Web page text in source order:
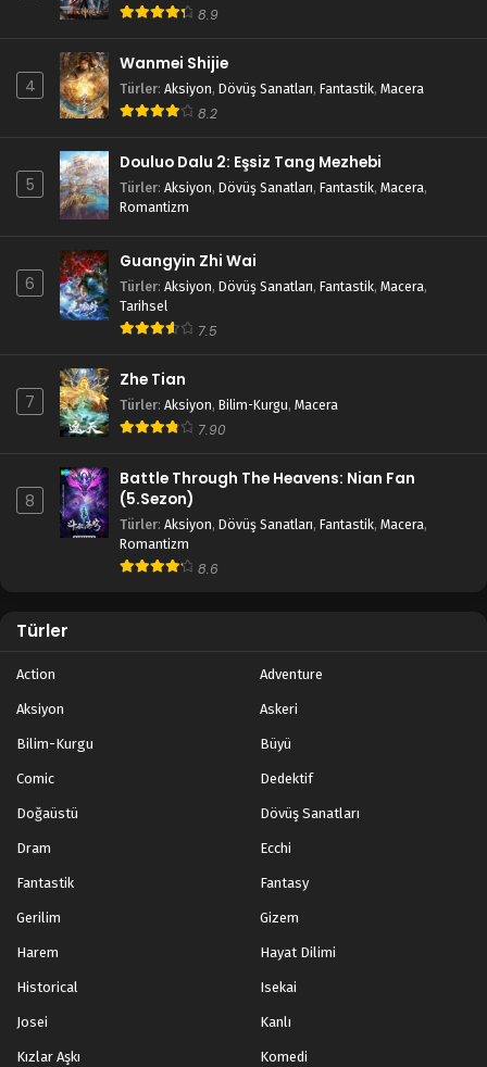
8.9
4
Wanmei Shijie
Türler: Aksiyon, Dövüş Sanatları, Fantastik, Macera
8.2
5
Douluo Dalu 2: Eşsiz Tang Mezhebi
Türler: Aksiyon, Dövüş Sanatları, Fantastik, Macera,
Romantizm
6
Guangyin Zhi Wai
Türler: Aksiyon, Dövüş Sanatları, Fantastik, Macera,
Tarihsel
7.5
7
Zhe Tian
Türler: Aksiyon, Bilim-Kurgu, Macera
7.90
8
Battle Through The Heavens: Nian Fan
(5.Sezon)
Türler: Aksiyon, Dövüş Sanatları, Fantastik, Macera,
Romantizm
8.6
Türler
Action Adventure
Aksiyon Askeri
Bilim-Kurgu Büyü
Comic Dedektif
Doğaüstü Dövüş Sanatları
Dram Ecchi
Fantastik Fantasy
Gerilim Gizem
Harem Hayat Dilimi
Historical Isekai
Josei Kanlı
Kızlar Aşkı Komedi